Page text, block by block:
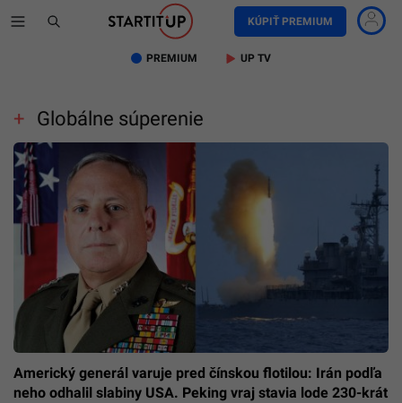
KÚPIŤ PREMIUM
PREMIUM UP TV
Globálne súperenie
Americký generál varuje pred čínskou flotilou: Irán podľa
neho odhalil slabiny USA. Peking vraj stavia lode 230-krát